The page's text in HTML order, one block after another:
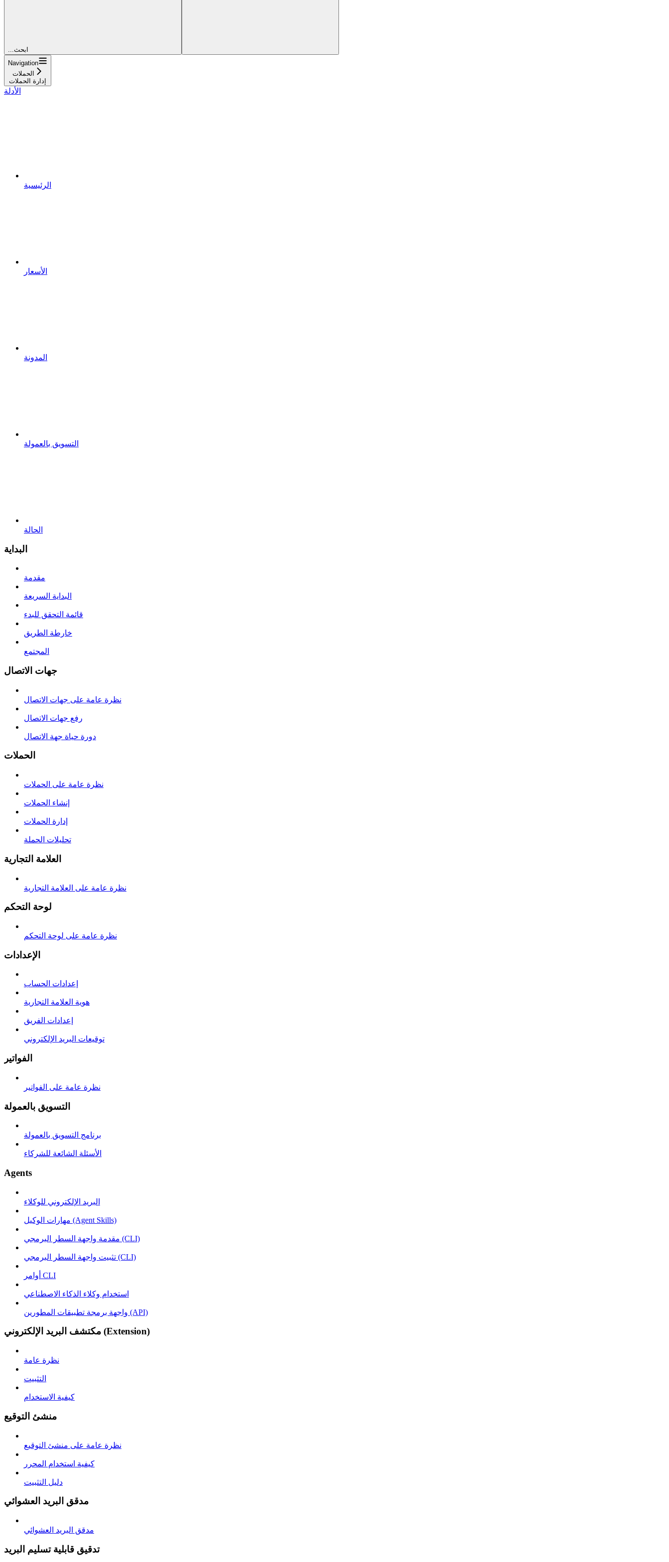
...ابحث
Navigation
الحملات
إدارة الحملات
الأدلة
الرئيسية
الأسعار
المدونة
التسويق بالعمولة
الحالة
البداية
مقدمة
البداية السريعة
قائمة التحقق للبدء
خارطة الطريق
المجتمع
جهات الاتصال
نظرة عامة على جهات الاتصال
رفع جهات الاتصال
دورة حياة جهة الاتصال
الحملات
نظرة عامة على الحملات
إنشاء الحملات
إدارة الحملات
تحليلات الحملة
العلامة التجارية
نظرة عامة على العلامة التجارية
لوحة التحكم
نظرة عامة على لوحة التحكم
الإعدادات
إعدادات الحساب
هوية العلامة التجارية
إعدادات الفريق
توقيعات البريد الإلكتروني
الفواتير
نظرة عامة على الفواتير
التسويق بالعمولة
برنامج التسويق بالعمولة
الأسئلة الشائعة للشركاء
Agents
البريد الإلكتروني للوكلاء
مهارات الوكيل (Agent Skills)
مقدمة واجهة السطر البرمجي (CLI)
تثبيت واجهة السطر البرمجي (CLI)
أوامر CLI
استخدام وكلاء الذكاء الاصطناعي
واجهة برمجة تطبيقات المطورين (API)
مكتشف البريد الإلكتروني (Extension)
نظرة عامة
التثبيت
كيفية الاستخدام
منشئ التوقيع
نظرة عامة على منشئ التوقيع
كيفية استخدام المحرر
دليل التثبيت
مدقق البريد العشوائي
مدقق البريد العشوائي
تدقيق قابلية تسليم البريد